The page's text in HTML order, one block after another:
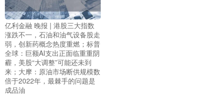
亿利金融 晚报 | 港股三大指数
涨跌不一，石油和油气设备股走
弱，创新药概念热度重燃；标普
全球：巨额AI支出正面临重重阴
霾，美股“大调整”可能还未到
来；大摩：原油市场断供规模数
倍于2022年，最棘手的问题是
成品油